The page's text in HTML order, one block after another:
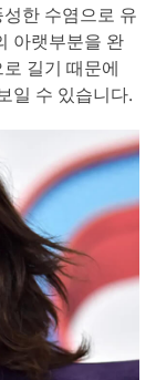
한 수염으로 유
아랫부분을 완
길기 때문에
일 수 있습니다.